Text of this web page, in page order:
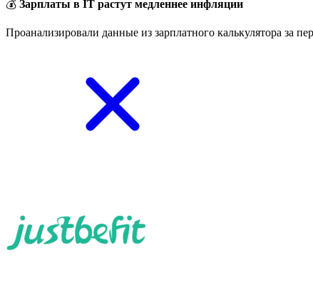
💰 Зарплаты в IT растут медленнее инфляции
Проанализировали данные из зарплатного калькулятора за